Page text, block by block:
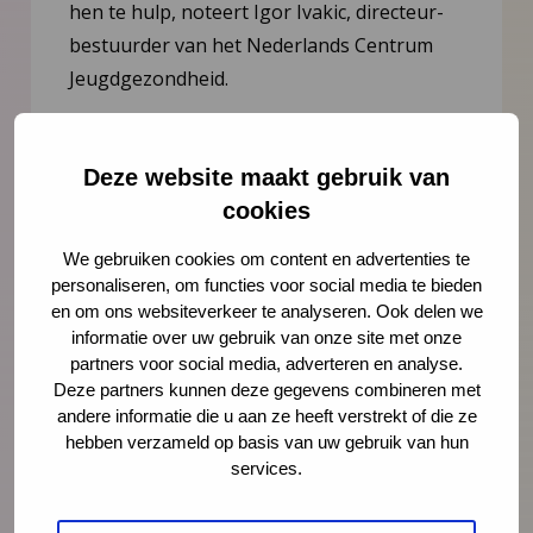
Deze website maakt gebruik van
cookies
We gebruiken cookies om content en advertenties te
personaliseren, om functies voor social media te bieden
en om ons websiteverkeer te analyseren. Ook delen we
informatie over uw gebruik van onze site met onze
partners voor social media, adverteren en analyse.
Deze partners kunnen deze gegevens combineren met
andere informatie die u aan ze heeft verstrekt of die ze
hebben verzameld op basis van uw gebruik van hun
services.
hen te hulp, noteert Igor Ivakic, directeur-
bestuurder van het Nederlands Centrum
Jeugdgezondheid.